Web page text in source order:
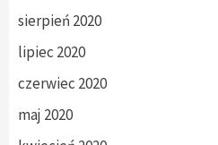
sierpień 2020
lipiec 2020
czerwiec 2020
maj 2020